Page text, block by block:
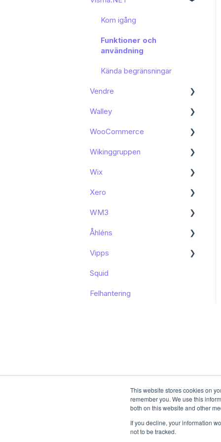
This website stores cookies on
remember you. We use this
both on this website and other
If you decline, your information
not to be tracked.
Funktioner och
Felsökning
Kom igång
Funktioner och
användning
Kända begränsningar
Vendre
Kom igång
Funktioner och
Walley
Kom igång
WooCommerce
Kom igång
Kända begränsningar
Wikinggruppen
Kom igång
Wix
Kom igång
Kända begränsningar
Xero
Kom igång
WM3
Kom igång
Åhléns
Kom igång
Funktioner och
Vipps
Funktioner och
Squid
Felhantering